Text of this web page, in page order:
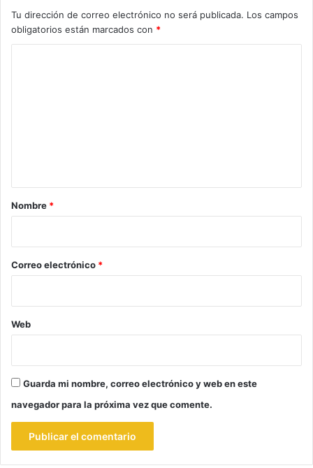
Tu dirección de correo electrónico no será publicada. Los campos
obligatorios están marcados con *
r
*
Nombre *
Correo electrónico *
Web
Guarda mi nombre, correo electrónico y web en este
navegador para la próxima vez que comente.